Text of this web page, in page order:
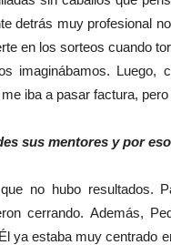
detrás muy profesional
en los sorteos cuando
imaginábamos.
iba a pasar factura,
sus mentores y por
no hubo resultados.
cerrando. Además,
ya estaba muy centrado